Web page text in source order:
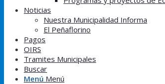
Noticias
Nuestra Municipalidad Informa
El Peñaflorino
Pagos
OIRS
Tramites Municipales
Buscar
Menú Menú